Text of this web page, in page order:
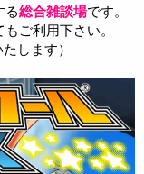
る総合雑談場です。
ご利用下さい。
します）